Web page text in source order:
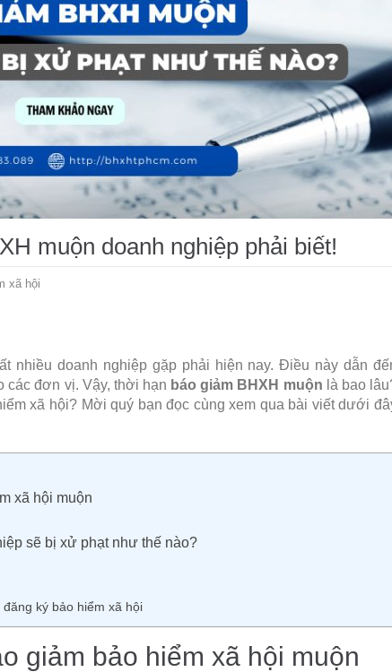
muộn doanh nghiệp phải biết!
xã hội
nhiều doanh nghiệp gặp phải hiện nay. Điều này dẫn
các đơn vị. Vậy, thời hạn báo giảm BHXH muộn là bao
xã hội? Mời quý bạn đọc cùng xem qua bài viết dưới
xã hội muộn
sẽ bị xử phạt như thế nào?
ký bảo hiểm xã hội
giảm bảo hiểm xã hội muộn